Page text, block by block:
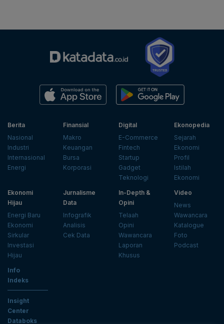
Berita
Nasional
Industri
Internasional
Energi
Finansial
Makro
Keuangan
Bursa
Korporasi
Digital
E-Commerce
Fintech
Startup
Gadget
Teknologi
Ekonopedia
Sejarah
Ekonomi
Profil
Istilah
Ekonomi
Ekonomi
Hijau
Energi Baru
Ekonomi
Sirkular
Investasi
Hijau
Jurnalisme
Data
Infografik
Analisis
Cek Data
In-Depth &
Opini
Telaah
Opini
Wawancara
Laporan
Khusus
Video
News
Wawancara
Katalogue
Foto
Podcast
Info
Indeks
Insight
Center
Databoks